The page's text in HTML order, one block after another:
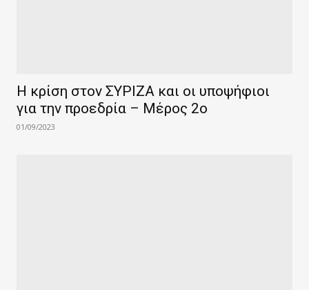
Η κρίση στον ΣΥΡΙΖΑ και οι υποψήφιοι
για την προεδρία – Μέρος 2ο
01/09/2023